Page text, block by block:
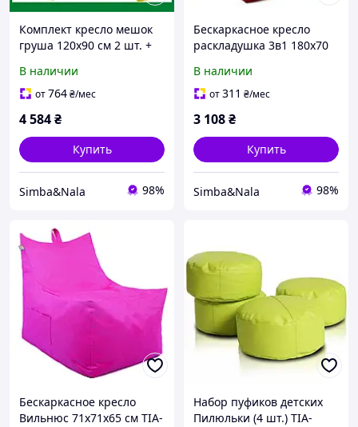
Комплект кресло мешок
груша 120x90 см 2 шт. +
TIA-SPORT
В наличии
от764₴/мес
4 584₴
Купить
Simba&Nala 98%
Бескаркасное кресло
раскладушка 3в1 180х70
В наличии
от311 ₴/мес
3 108₴
Купить
Simba&Nala 98%
Бескаркасное кресло
Вильнюс 71x71x65 см TIA-
Набор пуфиков детских
Пилюльки (4 шт.) TIA-